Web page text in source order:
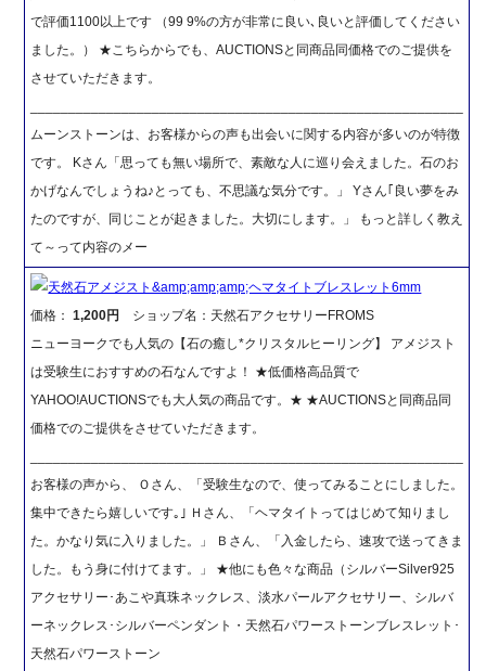
で評価1100以上です （99 9%の方が非常に良い､良いと評価してください
ました。） ★こちらからでも、AUCTIONSと同商品同価格でのご提供を
させていただきます。
ムーンストーンは、お客様からの声も出会いに関する内容が多いのが特徴
です。 Kさん「思っても無い場所で、素敵な人に巡り会えました。石のお
かげなんでしょうね♪とっても、不思議な気分です。」 Yさん｢良い夢をみ
たのですが、同じことが起きました。大切にします。」 もっと詳しく教え
て～って内容のメー
天然石アメジスト&amp;amp;amp;ヘマタイトブレスレット6mm
価格：1,200円
ショップ名：天然石アクセサリーFROMS
ニューヨークでも人気の【石の癒し*クリスタルヒーリング】 アメジスト
は受験生におすすめの石なんですよ！ ★低価格高品質で
YAHOO!AUCTIONSでも大人気の商品です。★ ★AUCTIONSと同商品同
価格でのご提供をさせていただきます。
お客様の声から、 Ｏさん、「受験生なので、使ってみることにしました。
集中できたら嬉しいです｡｣ Ｈさん、「ヘマタイトってはじめて知りまし
た。かなり気に入りました。」 Ｂさん、「入金したら、速攻で送ってきま
した。もう身に付けてます。」 ★他にも色々な商品（シルバーSilver925
アクセサリー･あこや真珠ネックレス、淡水パールアクセサリー、シルバ
ーネックレス･シルバーペンダント・天然石パワーストーンブレスレット･
天然石パワーストーン